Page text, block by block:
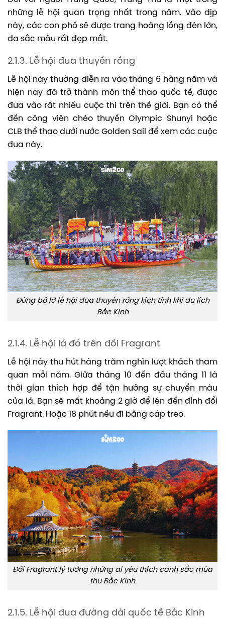
những lễ hội quan trọng nhất trong năm. Vào dịp
này, các con phố sẽ được trang hoàng lồng đèn lớn,
đa sắc màu rất đẹp mắt.
2.1.3. Lễ hội đua thuyền rồng
Lễ hội này thường diễn ra vào tháng 6 hàng năm và
hiện nay đã trở thành môn thể thao quốc tế, được
đưa vào rất nhiều cuộc thi trên thế giới. Bạn có thể
đến công viên chèo thuyền Olympic Shunyi hoặc
CLB thể thao dưới nước Golden Sail để xem các cuộc
đua này.
Đừng bỏ lỡ lễ hội đua thuyền rồng kịch tính khi du lịch
Bắc Kinh
2.1.4. Lễ hội lá đỏ trên đồi Fragrant
Lễ hội này thu hút hàng trăm nghìn lượt khách tham
quan mỗi năm. Giữa tháng 10 đến đầu tháng 11 là
thời gian thích hợp để tận hưởng sự chuyển màu
của lá. Bạn sẽ mất khoảng 2 giờ để lên đến đỉnh đổi
Fragrant. Hoặc 18 phút nếu đi bằng cáp treo.
Đồi Fragrant lý tưởng những ai yêu thích cảnh sắc mùa
thu Bắc Kinh
2.1.5. Lễ hội đua đường dài quốc tế Bắc Kinh